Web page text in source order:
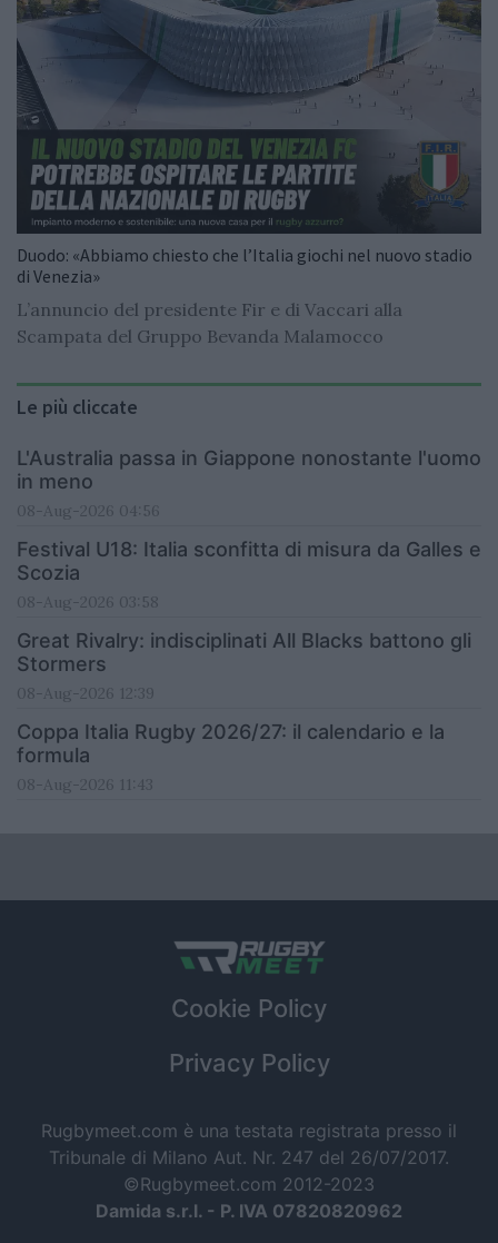
Duodo: «Abbiamo chiesto che l’Italia giochi nel nuovo stadio
di Venezia»
L’annuncio del presidente Fir e di Vaccari alla
Scampata del Gruppo Bevanda Malamocco
Le più cliccate
L'Australia passa in Giappone nonostante l'uomo
in meno
08-Aug-2026 04:56
Festival U18: Italia sconfitta di misura da Galles e
Scozia
08-Aug-2026 03:58
Great Rivalry: indisciplinati All Blacks battono gli
Stormers
08-Aug-2026 12:39
Coppa Italia Rugby 2026/27: il calendario e la
formula
08-Aug-2026 11:43
Cookie Policy
Privacy Policy
Rugbymeet.com è una testata registrata presso il
Tribunale di Milano Aut. Nr. 247 del 26/07/2017.
©Rugbymeet.com 2012-2023
Damida s.r.l. - P. IVA 07820820962